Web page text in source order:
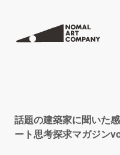
壁画広告
コラム
話題の建築家に聞いた
ート思考探求マガジン